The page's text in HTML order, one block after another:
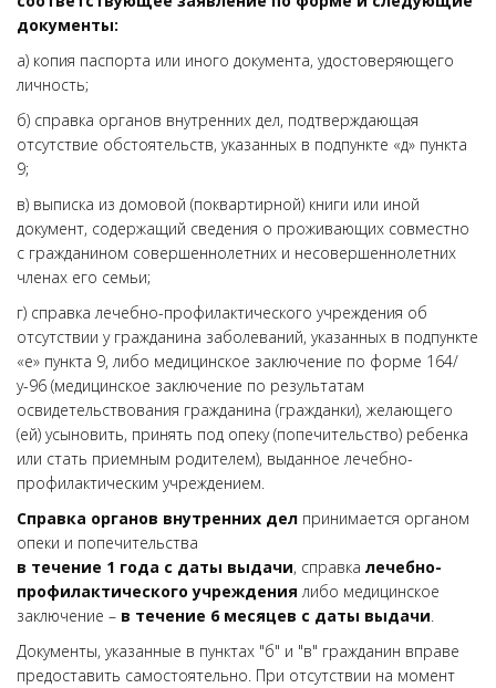
документы:
а) копия паспорта или иного документа, удостоверяющего
личность;
б) справка органов внутренних дел, подтверждающая
отсутствие обстоятельств, указанных в подпункте «д» пункта
9;
в) выписка из домовой (поквартирной) книги или иной
документ, содержащий сведения о проживающих совместно
с гражданином совершеннолетних и несовершеннолетних
членах его семьи;
г) справка лечебно-профилактического учреждения об
отсутствии у гражданина заболеваний, указанных в подпункте
«е» пункта 9, либо медицинское заключение по форме 164/
у-96 (медицинское заключение по результатам
освидетельствования гражданина (гражданки), желающего
(ей) усыновить, принять под опеку (попечительство) ребенка
или стать приемным родителем), выданное лечебно-
профилактическим учреждением.
Справка органов внутренних дел принимается органом
опеки и попечительства
в течение 1 года с даты выдачи, справка лечебно-
профилактического учреждения либо медицинское
заключение – в течение 6 месяцев с даты выдачи.
Документы, указанные в пунктах "б" и "в" гражданин вправе
предоставить самостоятельно. При отсутствии на момент